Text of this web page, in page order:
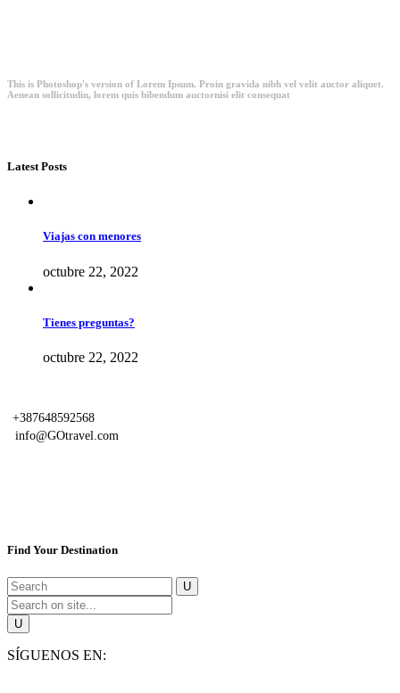
This is Photoshop's version of Lorem Ipsum. Proin gravida nibh vel velit auctor aliquet.
Aenean sollicitudin, lorem quis bibendum auctornisi elit consequat
Latest Posts
Viajas con menores
octubre 22, 2022
Tienes preguntas?
octubre 22, 2022
+387648592568
info@GOtravel.com
Find Your Destination
SÍGUENOS EN: